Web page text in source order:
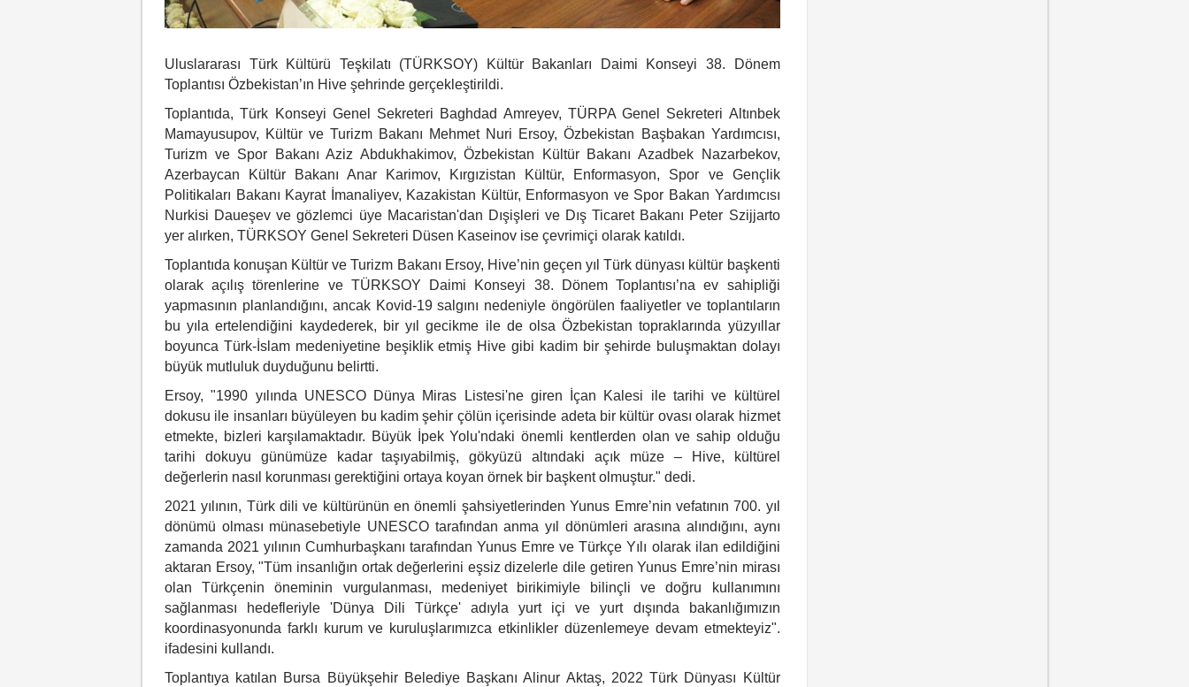
Uluslararası Türk Kültürü Teşkilatı (TÜRKSOY) Kültür Bakanları Daimi Konseyi 38. Dönem
Toplantısı Özbekistan’ın Hive şehrinde gerçekleştirildi.
Toplantıda, Türk Konseyi Genel Sekreteri Baghdad Amreyev, TÜRPA Genel Sekreteri Altınbek
Mamayusupov, Kültür ve Turizm Bakanı Mehmet Nuri Ersoy, Özbekistan Başbakan Yardımcısı,
Turizm ve Spor Bakanı Aziz Abdukhakimov, Özbekistan Kültür Bakanı Azadbek Nazarbekov,
Azerbaycan Kültür Bakanı Anar Karimov, Kırgızistan Kültür, Enformasyon, Spor ve Gençlik
Politikaları Bakanı Kayrat İmanaliyev, Kazakistan Kültür, Enformasyon ve Spor Bakan Yardımcısı
Nurkisi Daueşev ve gözlemci üye Macaristan'dan Dışişleri ve Dış Ticaret Bakanı Peter Szijjarto
yer alırken, TÜRKSOY Genel Sekreteri Düsen Kaseinov ise çevrimiçi olarak katıldı.
Toplantıda konuşan Kültür ve Turizm Bakanı Ersoy, Hive’nin geçen yıl Türk dünyası kültür başkenti
olarak açılış törenlerine ve TÜRKSOY Daimi Konseyi 38. Dönem Toplantısı’na ev sahipliği
yapmasının planlandığını, ancak Kovid-19 salgını nedeniyle öngörülen faaliyetler ve toplantıların
bu yıla ertelendiğini kaydederek, bir yıl gecikme ile de olsa Özbekistan topraklarında yüzyıllar
boyunca Türk-İslam medeniyetine beşiklik etmiş Hive gibi kadim bir şehirde buluşmaktan dolayı
büyük mutluluk duyduğunu belirtti.
Ersoy, "1990 yılında UNESCO Dünya Miras Listesi'ne giren İçan Kalesi ile tarihi ve kültürel
dokusu ile insanları büyüleyen bu kadim şehir çölün içerisinde adeta bir kültür ovası olarak hizmet
etmekte, bizleri karşılamaktadır. Büyük İpek Yolu'ndaki önemli kentlerden olan ve sahip olduğu
tarihi dokuyu günümüze kadar taşıyabilmiş, gökyüzü altındaki açık müze – Hive, kültürel
değerlerin nasıl korunması gerektiğini ortaya koyan örnek bir başkent olmuştur." dedi.
2021 yılının, Türk dili ve kültürünün en önemli şahsiyetlerinden Yunus Emre’nin vefatının 700. yıl
dönümü olması münasebetiyle UNESCO tarafından anma yıl dönümleri arasına alındığını, aynı
zamanda 2021 yılının Cumhurbaşkanı tarafından Yunus Emre ve Türkçe Yılı olarak ilan edildiğini
aktaran Ersoy, "Tüm insanlığın ortak değerlerini eşsiz dizelerle dile getiren Yunus Emre’nin mirası
olan Türkçenin öneminin vurgulanması, medeniyet birikimiyle bilinçli ve doğru kullanımını
sağlanması hedefleriyle 'Dünya Dili Türkçe' adıyla yurt içi ve yurt dışında bakanlığımızın
koordinasyonunda farklı kurum ve kuruluşlarımızca etkinlikler düzenlemeye devam etmekteyiz".
ifadesini kullandı.
Toplantıya katılan Bursa Büyükşehir Belediye Başkanı Alinur Aktaş, 2022 Türk Dünyası Kültür